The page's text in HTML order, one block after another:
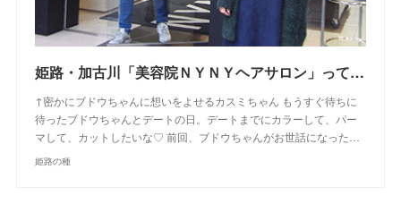
姫路・加古川「美容院ＮＹＮＹヘアサロン」って入りにくい！？実際に４店に行ってきた感想！お得なクーポンゲットしたよ【姫路の種宣伝部】
↑密かにブドウちゃんに想いをよせるカスミちゃん もうすぐ待ちに
待ったブドウちゃんとデートの日。デートまでにカラーして、パー
マして、カットしたいな♡ 前回、ブドウちゃんがお世話になった…
姫路の種